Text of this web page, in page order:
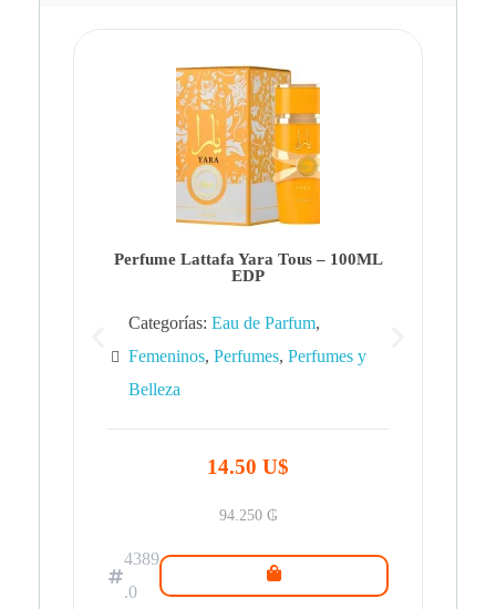
Perfume Lattafa Yara Tous – 100ML
EDP
Categorías: Eau de Parfum,
Femeninos, Perfumes, Perfumes y
Belleza
14.50 U$
94.250 ₲
4389
.0